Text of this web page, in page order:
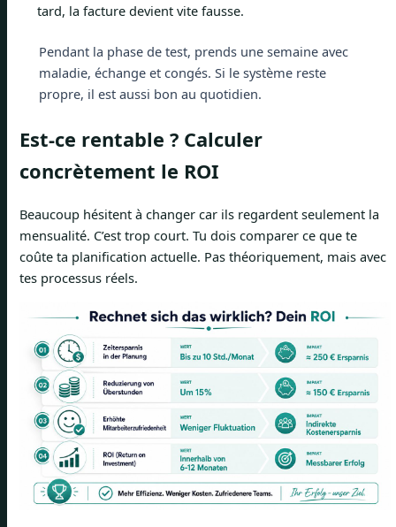
tard, la facture devient vite fausse.
Pendant la phase de test, prends une semaine avec
maladie, échange et congés. Si le système reste
propre, il est aussi bon au quotidien.
Est-ce rentable ? Calculer
concrètement le ROI
Beaucoup hésitent à changer car ils regardent seulement la
mensualité. C’est trop court. Tu dois comparer ce que te
coûte ta planification actuelle. Pas théoriquement, mais avec
tes processus réels.